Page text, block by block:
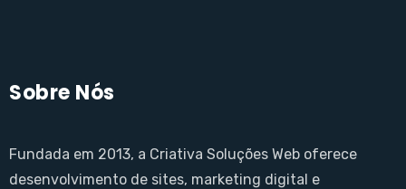
Sobre Nós
Fundada em 2013, a Criativa Soluções Web oferece
desenvolvimento de sites, marketing digital e